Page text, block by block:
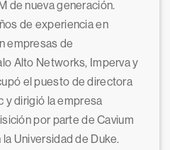
de nueva generación.
de experiencia en
empresas de
Alto Networks, Imperva y
el puesto de directora
y dirigió la empresa
por parte de Cavium
Universidad de Duke.